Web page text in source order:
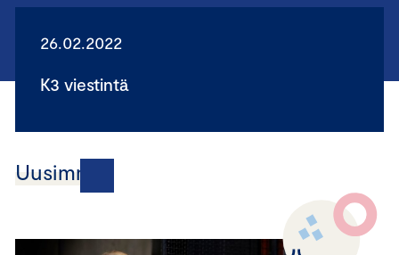
26.02.2022
K3 viestintä
Uusimmat